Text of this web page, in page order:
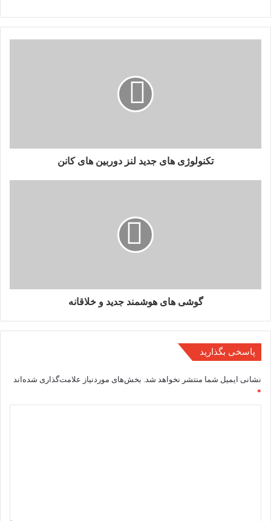
تکنولوژی های جدید لنز دوربین های کانن
گوشی های هوشمند جدید و خلاقانه
پاسخی بگذارید
نشانی ایمیل شما منتشر نخواهد شد. بخش‌های موردنیاز علامت‌گذاری شده‌اند
*